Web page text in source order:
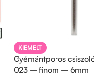
KIEMELT
Gyémántporos
023 – finom – 6mm